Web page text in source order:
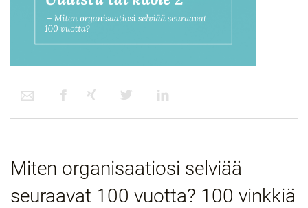
Miten organisaatiosi selviää
seuraavat 100 vuotta? 100 vinkkiä